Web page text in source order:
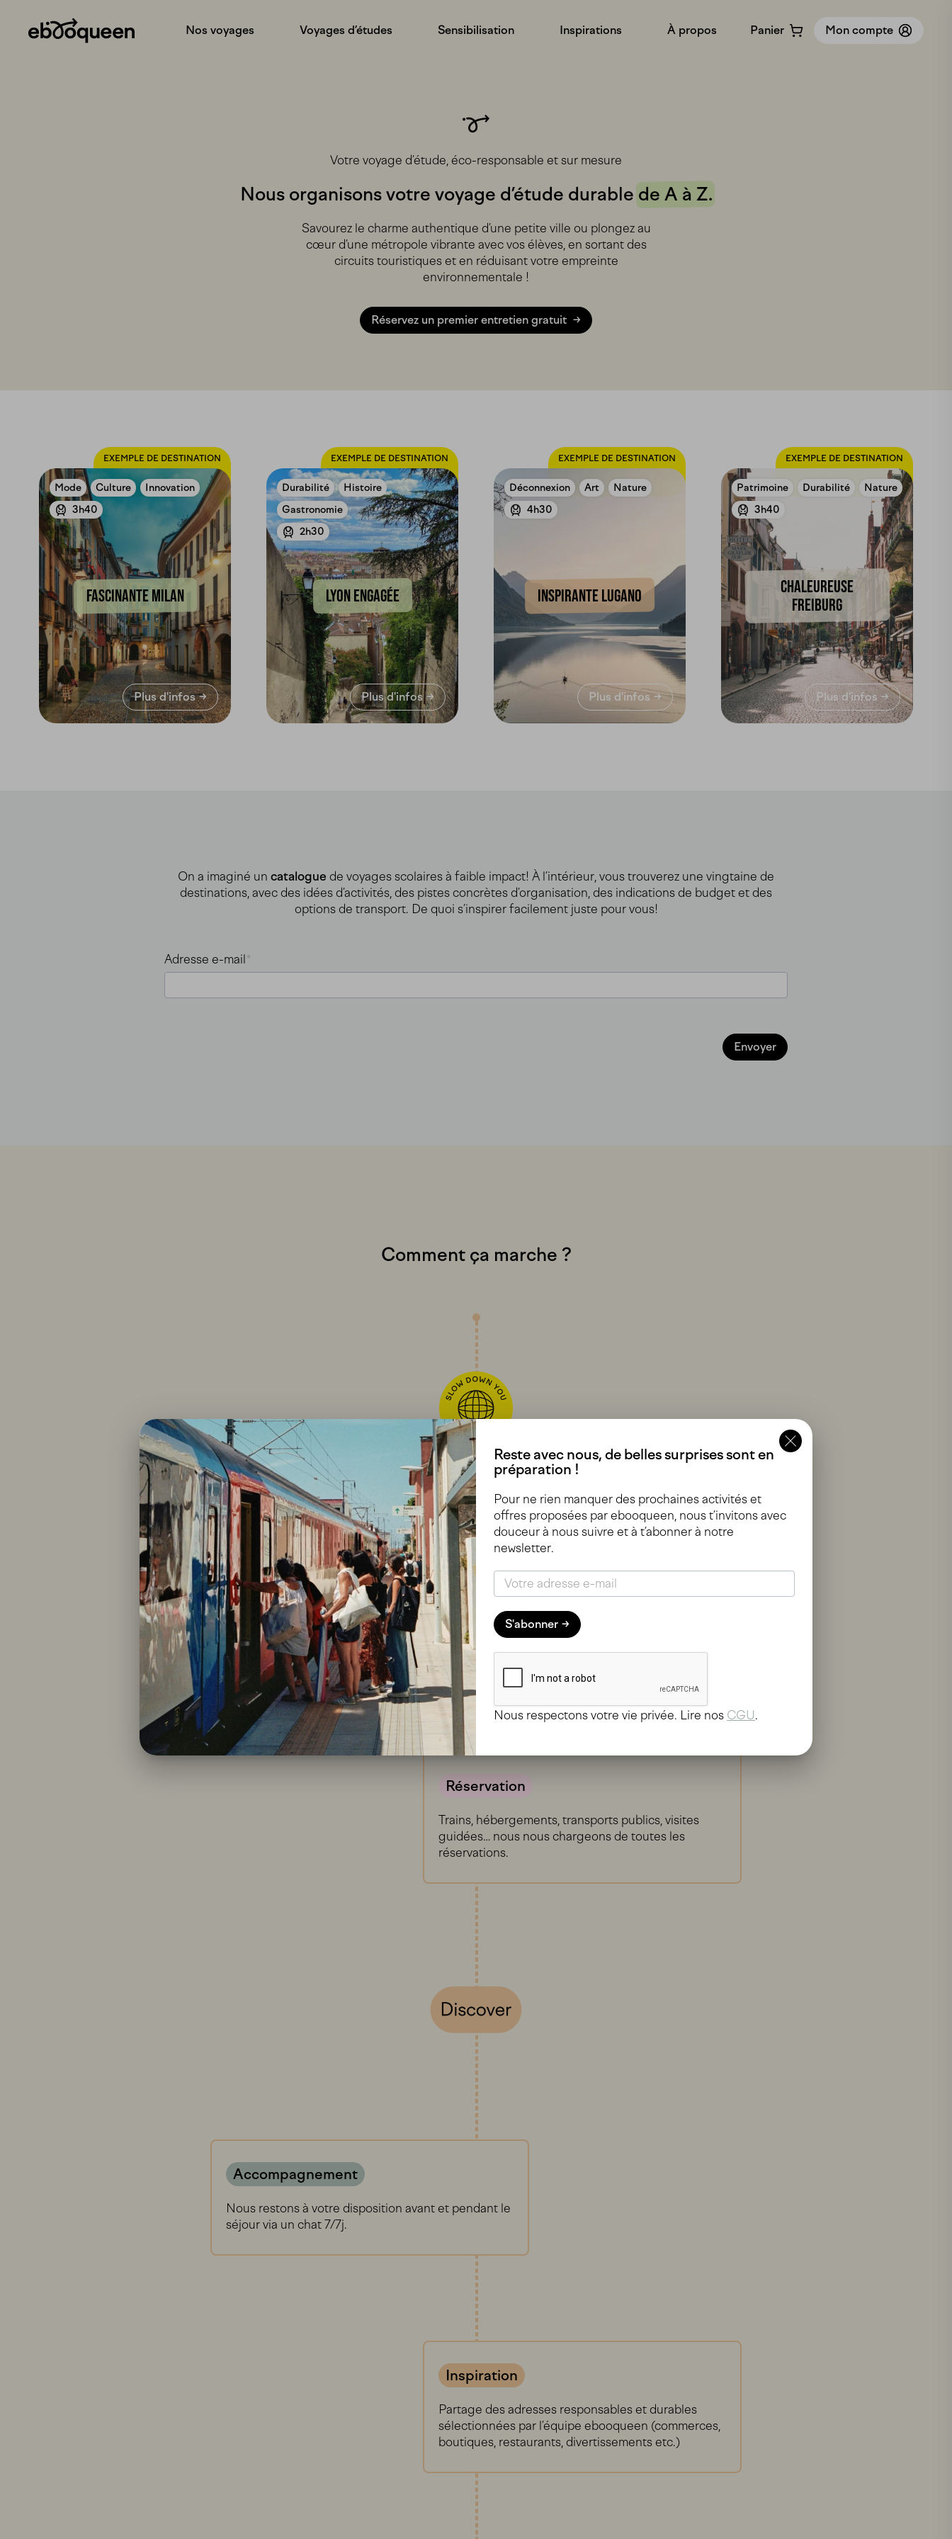
Nos voyages Voyages d’études Sensibilisation Inspirations À propos
Contact
Panier Mon compte
Votre voyage d’étude, éco-responsable et sur mesure
Nous organisons votre voyage d’étude durable de A à Z.
Savourez le charme authentique d’une petite ville ou plongez au
cœur d’une métropole vibrante avec vos élèves, en sortant des
circuits touristiques et en réduisant votre empreinte
environnementale !
Réservez un premier entretien gratuit
EXEMPLE DE DESTINATION
Mode Culture
Innovation
3h40
FASCINANTE MILAN
Plus d'infos
EXEMPLE DE DESTINATION
Durabilité
Histoire
Gastronomie
2h30
LYON ENGAGÉE
Plus d'infos
EXEMPLE DE DESTINATION
Déconnexion Art
Nature
4h30
INSPIRANTE LUGANO
Plus d'infos
EXEMPLE DE DESTINATION
Patrimoine Durabilité
Nature
3h40
CHALEUREUSE
FREIBURG
Plus d'infos
On a imaginé un catalogue de voyages scolaires à faible impact! À l’intérieur, vous trouverez une vingtaine de
destinations, avec des idées d’activités, des pistes concrètes d’organisation, des indications de budget et des
options de transport. De quoi s’inspirer facilement juste pour vous!
Adresse e-mail*
Comment ça marche ?
Planification
Nous élaborons un planning équilibré entre activités
ludiques, culturelles et en nature, en prenant en
compte votre touche personnelle.
Réservation
Trains, hébergements, transports publics, visites
guidées… nous nous chargeons de toutes les
réservations.
Accompagnement
Nous restons à votre disposition avant et pendant le
séjour via un chat 7/7j.
Inspiration
Partage des adresses responsables et durables
sélectionnées par l’équipe ebooqueen (commerces,
boutiques, restaurants, divertissements etc.)
Reste avec nous, de belles surprises sont en
préparation !
Pour ne rien manquer des prochaines activités et
offres proposées par ebooqueen, nous t’invitons avec
douceur à nous suivre et à t’abonner à notre
newsletter.
S'abonner
Nous respectons votre vie privée. Lire nos CGU.